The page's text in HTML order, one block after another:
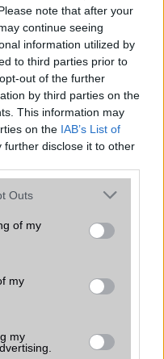
note that after your
continue seeing
information utilized by
to third parties prior to
out of the further
by third parties on the
This information may
on the IAB’s List of
further disclose it to other
one or more Google
You may click to
its third-party tags to
in below Google
Outs
of my
my
my
(új)
S26 Ultra